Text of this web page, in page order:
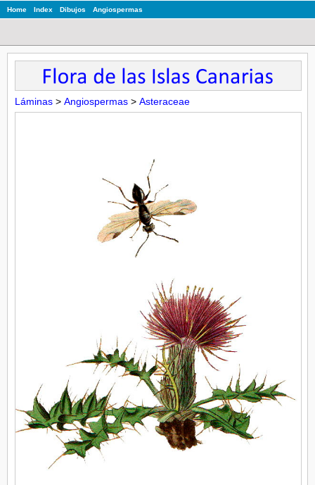
Home Index Dibujos Angiospermas
Láminas > Angiospermas > Asteraceae